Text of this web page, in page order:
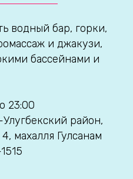
водный бар, горки,
и джакузи,
бассейнами и
23:00
район,
махалля Гулсанам